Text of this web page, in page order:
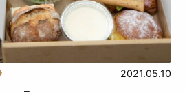
2021.05.10